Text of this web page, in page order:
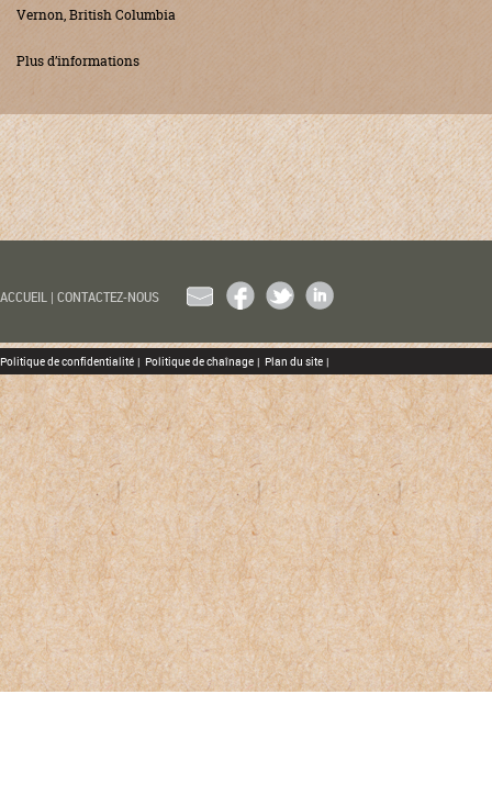
Vernon, British Columbia
Plus d’informations
ACCUEIL | CONTACTEZ-NOUS
Politique de confidentialité | Politique de chaînage | Plan du site |